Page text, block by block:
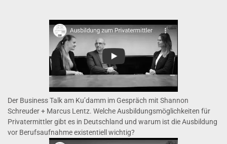
Der Business Talk am Ku’damm im Gespräch mit Shannon
Schreuder + Marcus Lentz. Welche Ausbildungsmöglichkeiten für
Privatermittler gibt es in Deutschland und warum ist die Ausbildung
vor Berufsaufnahme existentiell wichtig?